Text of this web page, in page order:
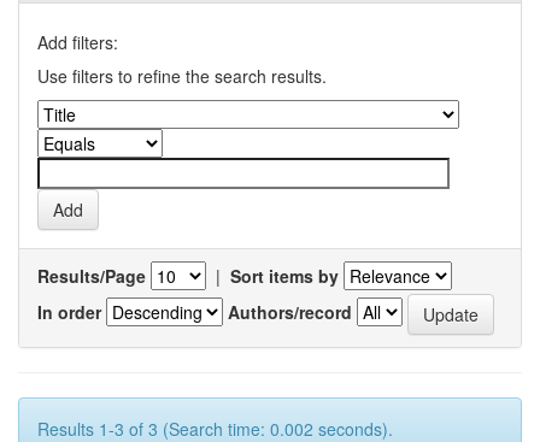
Add filters:
Use filters to refine the search results.
Results/Page | Sort items by
In order
Authors/record
Results 1-3 of 3 (Search time: 0.002 seconds).